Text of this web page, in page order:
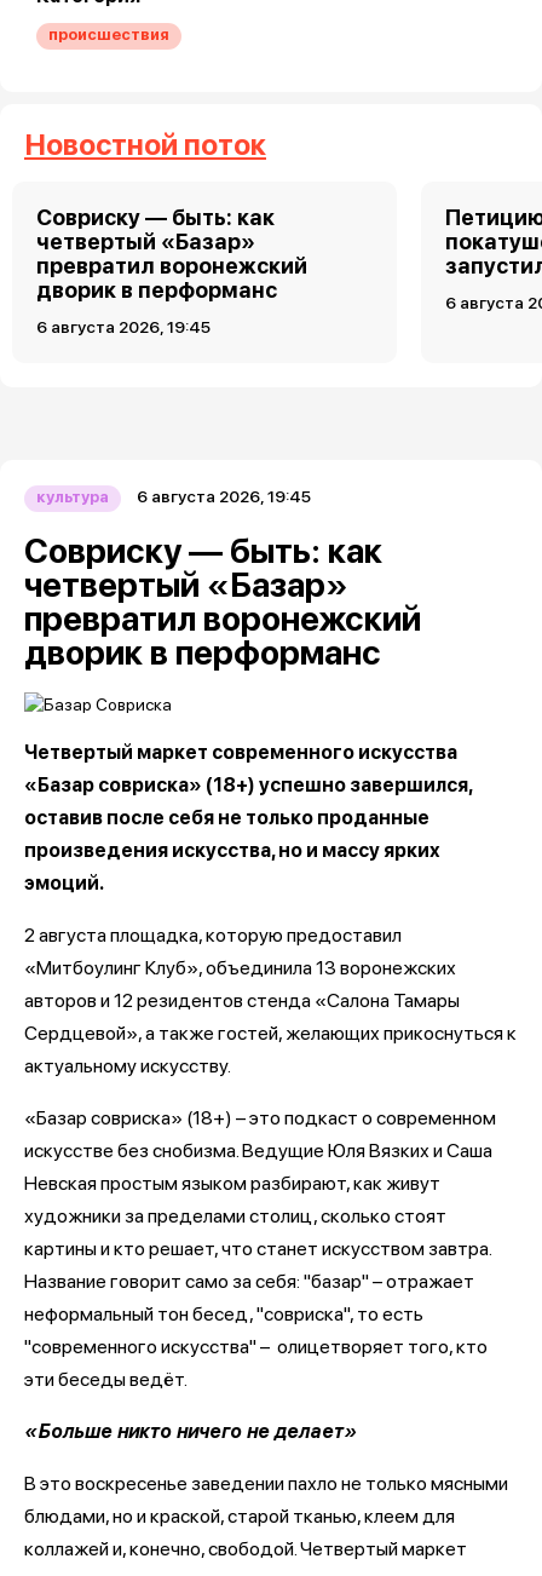
происшествия
Новостной поток
Совриску — быть: как
четвертый «Базар»
превратил воронежский
дворик в перформанс
6 августа 2026, 19:45
6 августа
культура 6 августа 2026, 19:45
Совриску — быть: как
четвертый «Базар»
превратил воронежский
дворик в перформанс
Четвертый маркет современного искусства
«Базар совриска» (18+) успешно завершился,
оставив после себя не только проданные
произведения искусства, но и массу ярких
эмоций.
2 августа площадка, которую предоставил
«Митбоулинг Клуб», объединила 13 воронежских
авторов и 12 резидентов стенда «Салона Тамары
Сердцевой», а также гостей, желающих прикоснуться к
актуальному искусству.
«Базар совриска» (18+) – это подкаст о современном
искусстве без снобизма. Ведущие Юля Вязких и Саша
Невская простым языком разбирают, как живут
художники за пределами столиц, сколько стоят
картины и кто решает, что станет искусством завтра.
Название говорит само за себя: "базар" – отражает
неформальный тон бесед, "совриска", то есть
"современного искусства" – олицетворяет того, кто
эти беседы ведёт.
«Больше никто ничего не делает»
В это воскресенье заведении пахло не только мясными
блюдами, но и краской, старой тканью, клеем для
коллажей и, конечно, свободой. Четвертый маркет